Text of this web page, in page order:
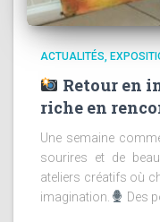
ACTUALITÉS
Retour en
riche en
Une semaine
sourires et de
ateliers créatifs où
imagination.
Des